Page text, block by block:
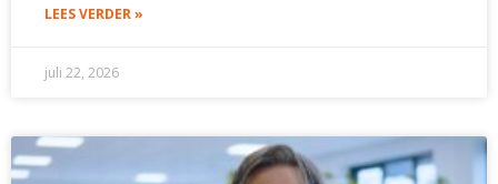
LEES VERDER »
juli 22, 2026